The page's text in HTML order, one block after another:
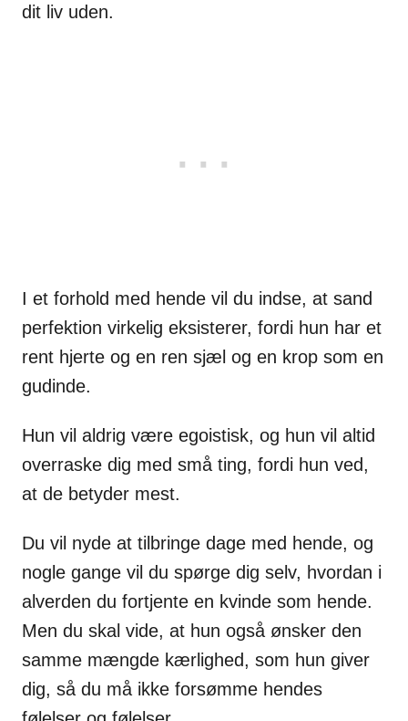
dit liv uden.
I et forhold med hende vil du indse, at sand
perfektion virkelig eksisterer, fordi hun har et
rent hjerte og en ren sjæl og en krop som en
gudinde.
Hun vil aldrig være egoistisk, og hun vil altid
overraske dig med små ting, fordi hun ved,
at de betyder mest.
Du vil nyde at tilbringe dage med hende, og
nogle gange vil du spørge dig selv, hvordan i
alverden du fortjente en kvinde som hende.
Men du skal vide, at hun også ønsker den
samme mængde kærlighed, som hun giver
dig, så du må ikke forsømme hendes